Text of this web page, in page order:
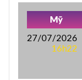
Mỹ
27/07/2026
16h22